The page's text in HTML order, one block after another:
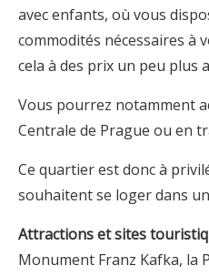
avec enfants, où vous
commodités nécessaires à
cela à des prix un peu plus
Vous pourrez notamment
Centrale de Prague ou en
Ce quartier est donc à
souhaitent se loger dans
Attractions et sites
Monument Franz Kafka, la